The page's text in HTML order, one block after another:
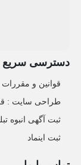
دسترسی سریع
قوانین و مقررات
طراحی سایت :
ثبت آگهی انبوه
ثبت اینماد